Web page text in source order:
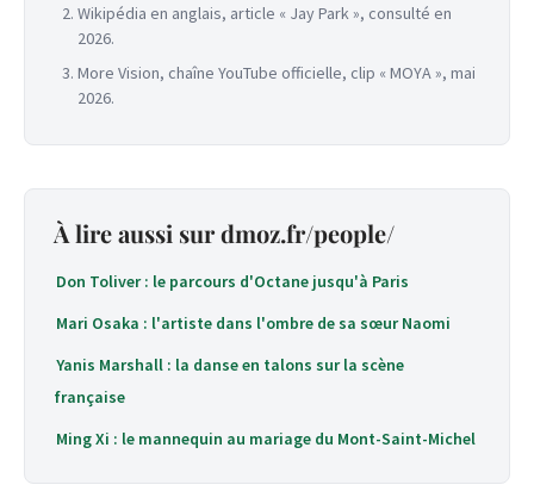
Wikipédia en anglais, article « Jay Park », consulté en
2026.
More Vision, chaîne YouTube officielle, clip « MOYA », mai
2026.
À lire aussi sur dmoz.fr/people/
Don Toliver : le parcours d'Octane jusqu'à Paris
Mari Osaka : l'artiste dans l'ombre de sa sœur Naomi
Yanis Marshall : la danse en talons sur la scène
française
Ming Xi : le mannequin au mariage du Mont-Saint-Michel